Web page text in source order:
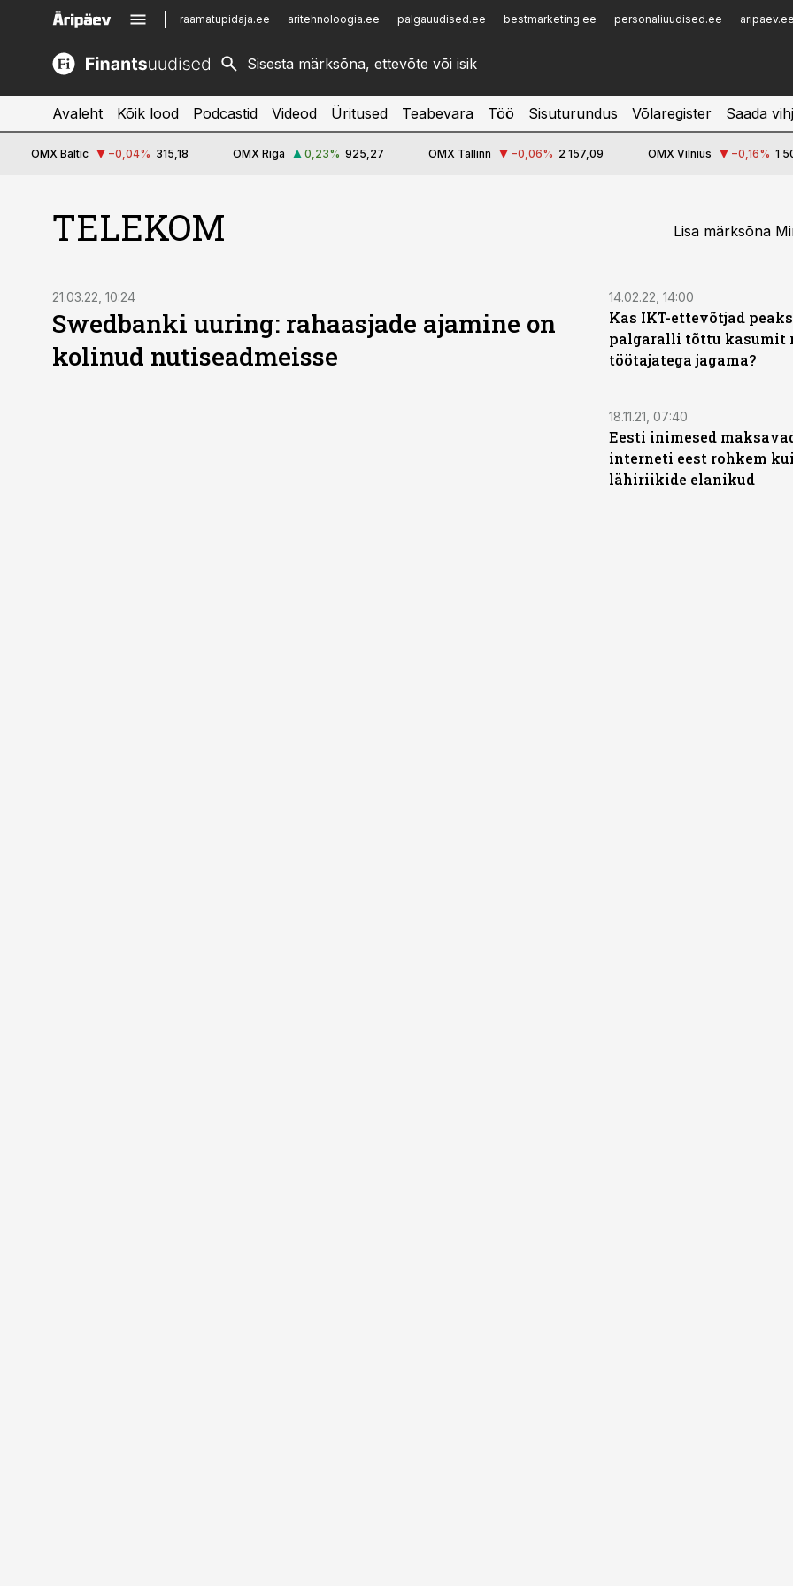
raamatupidaja.ee aritehnoloogia.ee palgauudised.ee bestmarketing.ee personaliuudised.ee
kinnisvarauudised.ee
logistikauudised.ee
imelineajalugu.ee
Infopank
Avaleht Kõik lood Podcastid Videod Üritused Teabevara Töö Sisuturundus Võlaregister Saada
OMX Baltic −0,04% 315,18 OMX Riga 0,23% 925,27 OMX Tallinn −0,06% 2 157,09 OMX Vilnius −0,16% 1
TELEKOM Lisa märksõna
21.03.22, 10:24
Swedbanki uuring: rahaasjade ajamine on
kolinud nutiseadmeisse
14.02.22, 14:00
Kas IKT-ettevõtjad
palgaralli tõttu kasumit
töötajatega jagama?
18.11.21, 07:40
Eesti inimesed
interneti eest rohkem
lähiriikide elanikud